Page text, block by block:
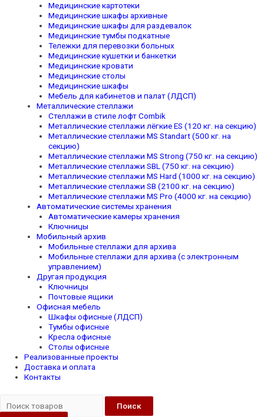
Медицинские картотеки
Медицинские шкафы архивные
Медицинские шкафы для раздевалок
Медицинские тумбы подкатные
Тележки для перевозки больных
Медицинские кушетки и банкетки
Медицинские кровати
Медицинские столы
Медицинские шкафы
Мебель для кабинетов и палат (ЛДСП)
Металлические стеллажи
Стеллажи в стиле лофт Combik
Металлические стеллажи лёгкие ES (120 кг. на секцию)
Металлические стеллажи MS Standart (500 кг. на
секцию)
Металлические стеллажи MS Strong (750 кг. на секцию)
Металлические стеллажи SBL (750 кг. на секцию)
Металлические стеллажи MS Hard (1000 кг. на секцию)
Металлические стеллажи SB (2100 кг. на секцию)
Металлические стеллажи MS Pro (4000 кг. на секцию)
Автоматические системы хранения
Автоматические камеры хранения
Ключницы
Мобильный архив
Мобильные стеллажи для архива
Мобильные стеллажи для архива (с электронным
управлением)
Другая продукция
Ключницы
Почтовые ящики
Офисная мебель
Шкафы офисные (ЛДСП)
Тумбы офисные
Кресла офисные
Столы офисные
Реализованные проекты
Доставка и оплата
Контакты
Поиск